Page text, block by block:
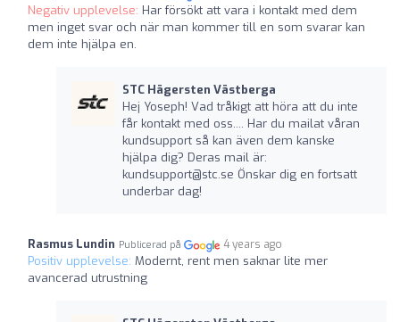
Negativ upplevelse: Har försökt att vara i kontakt med dem
men inget svar och när man kommer till en som svarar kan
dem inte hjälpa en.
STC Hägersten Västberga
Hej Yoseph! Vad tråkigt att höra att du inte
får kontakt med oss.... Har du mailat våran
kundsupport så kan även dem kanske
hjälpa dig? Deras mail är:
kundsupport@stc.se Önskar dig en fortsatt
underbar dag!
Rasmus Lundin Publicerad på 4 years ago
Positiv upplevelse: Modernt, rent men saknar lite mer
avancerad utrustning